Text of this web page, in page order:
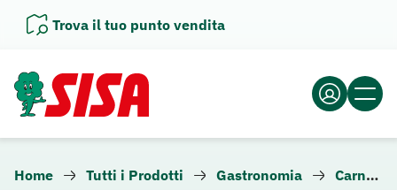
Trova il tuo punto vendita
Home Tutti i Prodotti Gastronomia Carne e altra gastronomia